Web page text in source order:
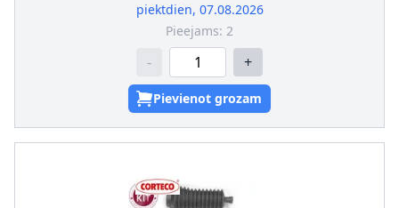
piektdien, 07.08.2026
Pieejams: 2
- +
Pievienot grozam